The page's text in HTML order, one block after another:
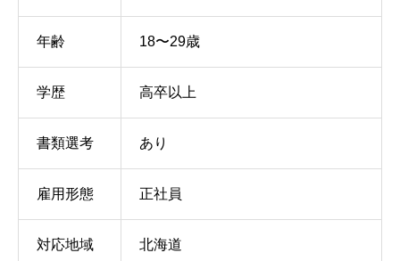
年齢 18〜29歳
学歴 高卒以上
書類選考 あり
雇用形態 正社員
対応地域
北海道